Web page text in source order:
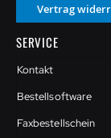
Vertrag
SERVICE
Kontakt
Bestellsoftware
Faxbestellschein